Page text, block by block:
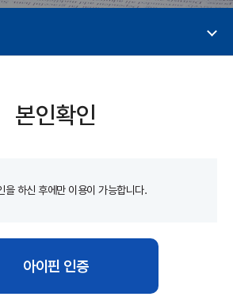
본인확인
을 하신 후에만 이용이 가능합니다.
아이핀 인증